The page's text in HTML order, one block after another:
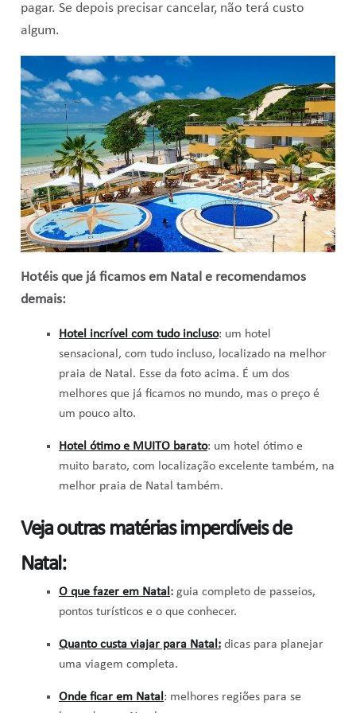
pagar. Se depois precisar cancelar, não terá custo
algum.
Hotéis que já ficamos em Natal e recomendamos
demais:
Hotel incrível com tudo incluso: um hotel
sensacional, com tudo incluso, localizado na melhor
praia de Natal. Esse da foto acima. É um dos
melhores que já ficamos no mundo, mas o preço é
um pouco alto.
Hotel ótimo e MUITO barato: um hotel ótimo e
muito barato, com localização excelente também, na
melhor praia de Natal também.
Veja outras matérias imperdíveis de
Natal:
O que fazer em Natal:guia completo de passeios,
pontos turísticos e o que conhecer.
Quanto custa viajar para Natal:dicas para planejar
uma viagem completa.
Onde ficar em Natal: melhores regiões para se